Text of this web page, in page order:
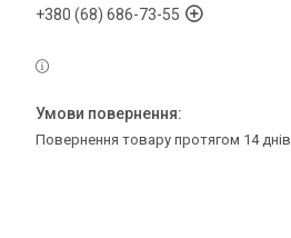
+380 (68) 686-73-55
повернення товару протягом 14 днів